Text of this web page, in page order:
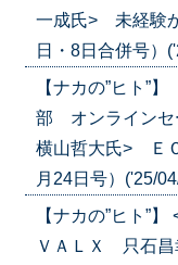
一成氏> 未経験
日・8日合併号）
【ナカの”ヒト”
部 オンラインセ
横山哲大氏> Ｅ
月24日号）('25/
【ナカの”ヒト”
ＶＡＬＸ 只石昌